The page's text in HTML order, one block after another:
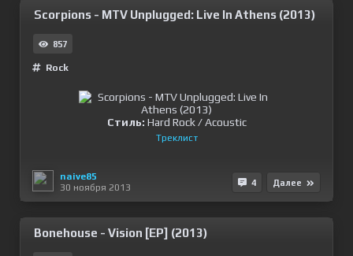
Scorpions - MTV Unplugged: Live In Athens (2013)
857
Rock
Стиль: Hard Rock / Acoustic
Tреклист
naive85
30 ноября 2013
4 Далее
Bonehouse - Vision [EP] (2013)